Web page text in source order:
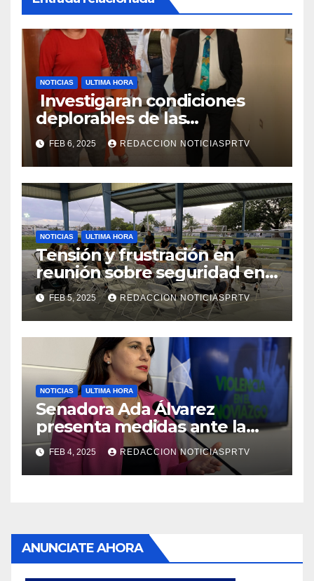
NOTICIAS ULTIMA HORA
Investigaran condiciones
deplorables de las
facilidades el Departamento
de la Salud en Mayagüez
FEB 6, 2025 REDACCION NOTICIASPRTV
NOTICIAS ULTIMA HORA
Tensión y frustración en
reunión sobre seguridad en
Reparto Metropolitano
FEB 5, 2025 REDACCION NOTICIASPRTV
NOTICIAS ULTIMA HORA
Senadora Ada Álvarez
presenta medidas ante la
violencia en el noviazgo
FEB 4, 2025 REDACCION NOTICIASPRTV
ANUNCIATE AHORA